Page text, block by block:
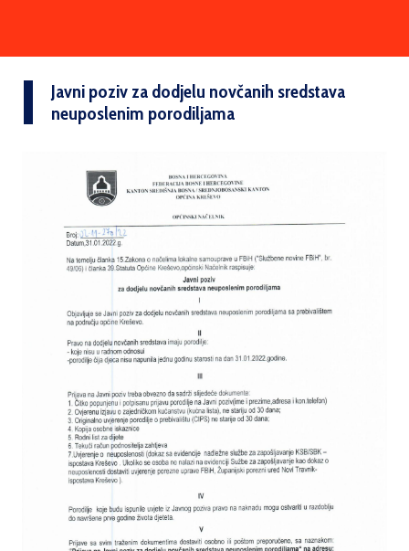
Javni poziv za dodjelu novčanih sredstava
neuposlenim porodiljama